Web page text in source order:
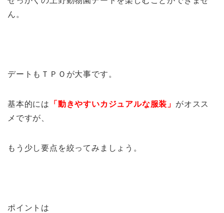
ん。
デートもＴＰＯが大事です。
基本的には 「動きやすいカジュアルな服装」 がオスス
メですが、
もう少し要点を絞ってみましょう。
ポイントは